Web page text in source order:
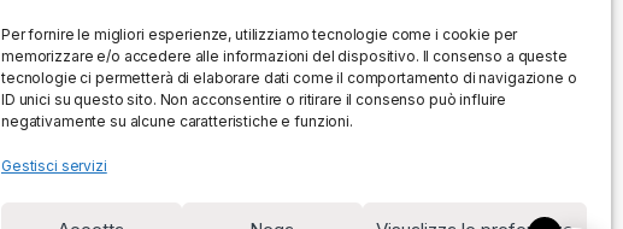
Per fornire le migliori esperienze, utilizziamo tecnologie come i cookie per
memorizzare e/o accedere alle informazioni del dispositivo. Il consenso a queste
tecnologie ci permetterà di elaborare dati come il comportamento di navigazione o
ID unici su questo sito. Non acconsentire o ritirare il consenso può influire
negativamente su alcune caratteristiche e funzioni.
Gestisci servizi